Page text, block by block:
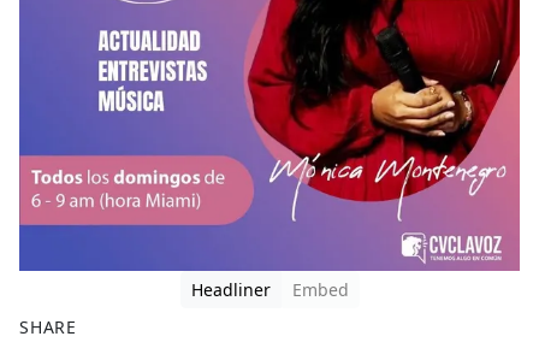
Headliner
Embed
SHARE